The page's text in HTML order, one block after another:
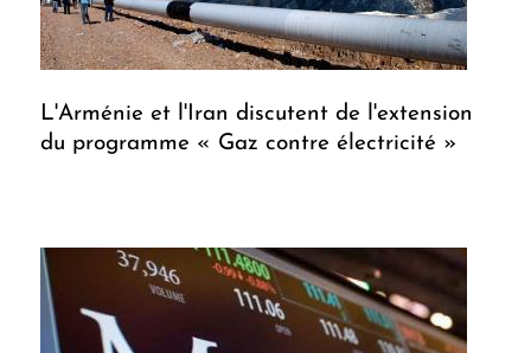
L'Arménie et l'Iran discutent de l'extension
du programme « Gaz contre électricité »